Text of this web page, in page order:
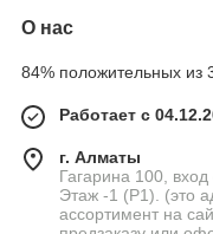
О нас
84% положительных из
Работает с
г. Алматы
Гагарина 100,
Этаж -1 (P1). (это
ассортимент на